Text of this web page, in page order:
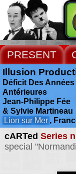
PRESENT
cARTed Series
special
Illusion
Déficit Des Années
Antérieures
Jean-Philippe Fée
& Sylvie Martineau
Lion sur Mer ,
Extras :